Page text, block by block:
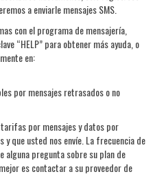
a enviarle mensajes SMS.
con el programa de mensajería,
“HELP” para obtener más ayuda, o
en:
por mensajes retrasados o no
por mensajes y datos por
y que usted nos envíe. La frecuencia de
alguna pregunta sobre su plan de
es contactar a su proveedor de